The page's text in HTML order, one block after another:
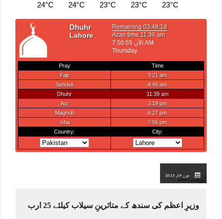
24°C 24°C 23°C 23°C 23°C
جون 19, 2023
وزیرِ اعظم کی سندھ کے متاثرینِ سیلاب کیلئے 25 ارب